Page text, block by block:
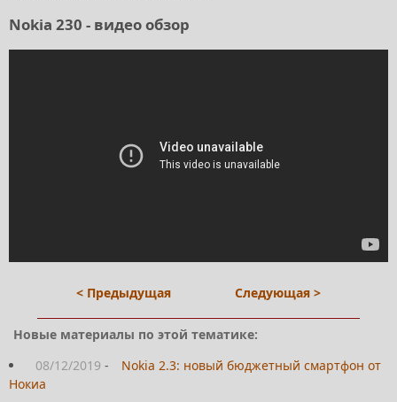
Nokia 230 - видео обзор
< Предыдущая Следующая >
Новые материалы по этой тематике:
08/12/2019 -
Nokia 2.3: новый бюджетный смартфон от
Нокиа